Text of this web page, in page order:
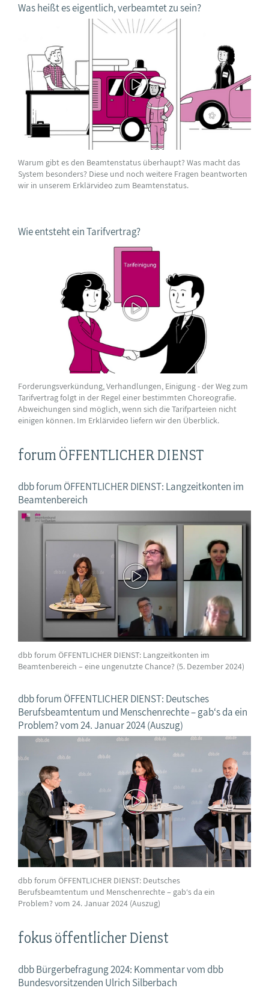
Was heißt es eigentlich, verbeamtet zu sein?
Warum gibt es den Beamtenstatus überhaupt? Was macht das
System besonders? Diese und noch weitere Fragen beantworten
wir in unserem Erklärvideo zum Beamtenstatus.
Wie entsteht ein Tarifvertrag?
Forderungsverkündung, Verhandlungen, Einigung - der Weg zum
Tarifvertrag folgt in der Regel einer bestimmten Choreografie.
Abweichungen sind möglich, wenn sich die Tarifparteien nicht
einigen können. Im Erklärvideo liefern wir den Überblick.
forum ÖFFENTLICHER DIENST
dbb forum ÖFFENTLICHER DIENST: Langzeitkonten im
Beamtenbereich
dbb forum ÖFFENTLICHER DIENST: Langzeitkonten im
Beamtenbereich – eine ungenutzte Chance? (5. Dezember 2024)
dbb forum ÖFFENTLICHER DIENST: Deutsches
Berufsbeamtentum und Menschenrechte – gab‘s da ein
Problem? vom 24. Januar 2024 (Auszug)
dbb forum ÖFFENTLICHER DIENST: Deutsches
Berufsbeamtentum und Menschenrechte – gab‘s da ein
Problem? vom 24. Januar 2024 (Auszug)
fokus öffentlicher Dienst
dbb Bürgerbefragung 2024: Kommentar vom dbb
Bundesvorsitzenden Ulrich Silberbach